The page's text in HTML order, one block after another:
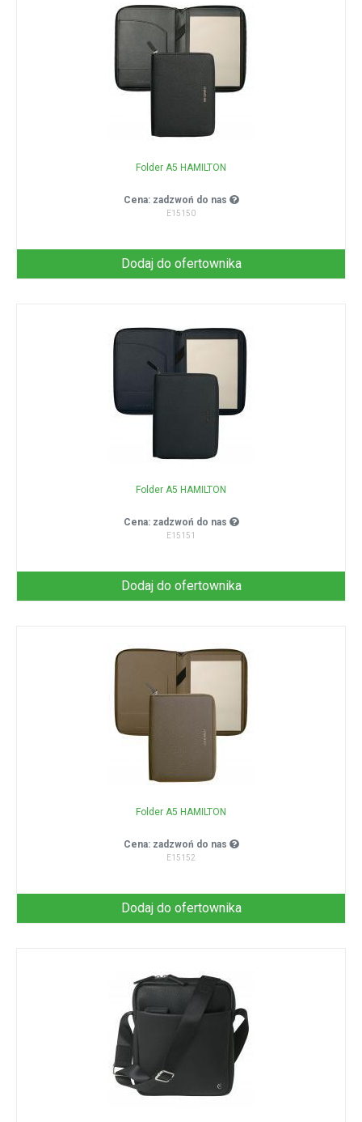
Folder A5 HAMILTON
Cena: zadzwoń do nas
E15150
Dodaj do ofertownika
Folder A5 HAMILTON
Cena: zadzwoń do nas
E15151
Dodaj do ofertownika
Folder A5 HAMILTON
Cena: zadzwoń do nas
E15152
Dodaj do ofertownika